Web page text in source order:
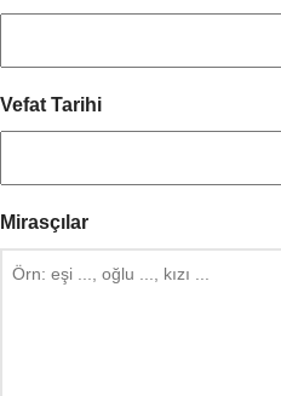
Vefat Tarihi
Mirasçılar